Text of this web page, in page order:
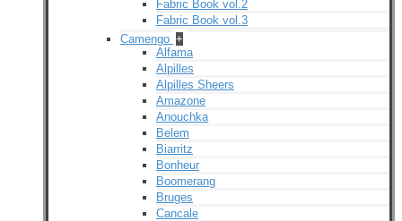
Fabric Book vol.2
Fabric Book vol.3
Camengo +
Alfama
Alpilles
Alpilles Sheers
Amazone
Anouchka
Belem
Biarritz
Bonheur
Boomerang
Bruges
Cancale